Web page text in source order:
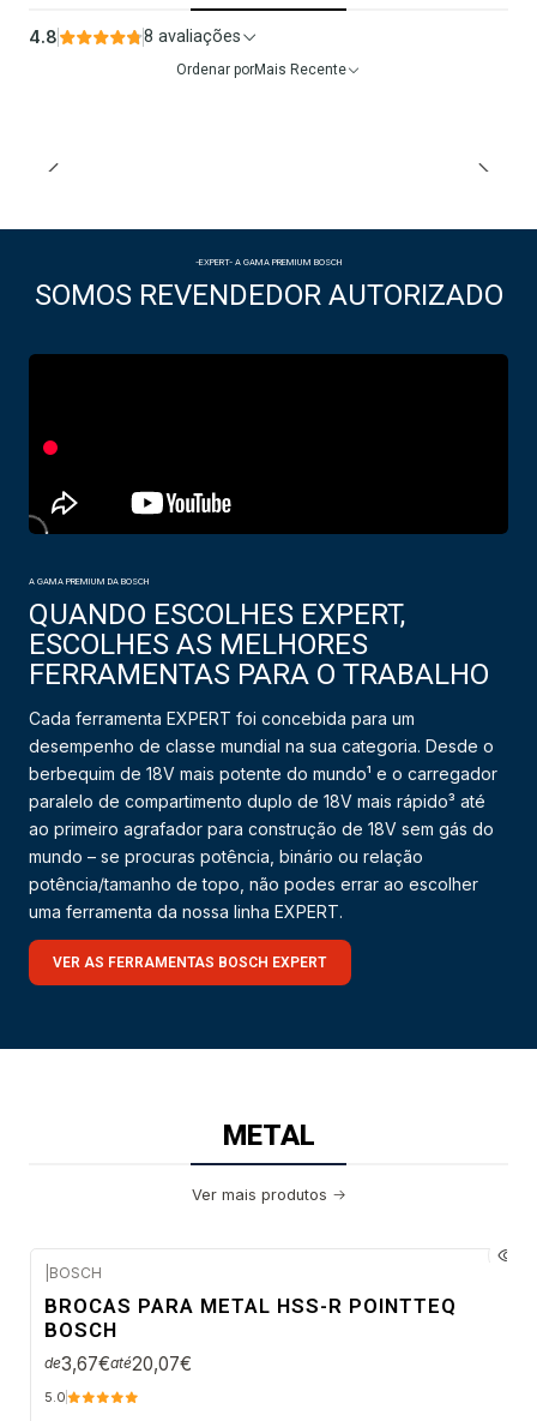
4.8 8 avaliações
Ordenar porMais Recente
-EXPERT- A GAMA PREMIUM BOSCH
SOMOS REVENDEDOR AUTORIZADO
A GAMA PREMIUM DA BOSCH
QUANDO ESCOLHES EXPERT,
ESCOLHES AS MELHORES
FERRAMENTAS PARA O TRABALHO
Cada ferramenta EXPERT foi concebida para um
desempenho de classe mundial na sua categoria. Desde o
berbequim de 18V mais potente do mundo¹ e o carregador
paralelo de compartimento duplo de 18V mais rápido³ até
ao primeiro agrafador para construção de 18V sem gás do
mundo – se procuras potência, binário ou relação
potência/tamanho de topo, não podes errar ao escolher
uma ferramenta da nossa linha EXPERT.
VER AS FERRAMENTAS BOSCH EXPERT
METAL
Ver mais produtos
BOSCH
BROCAS PARA METAL HSS-R POINTTEQ
BOSCH
de3,67€até20,07€
5.0